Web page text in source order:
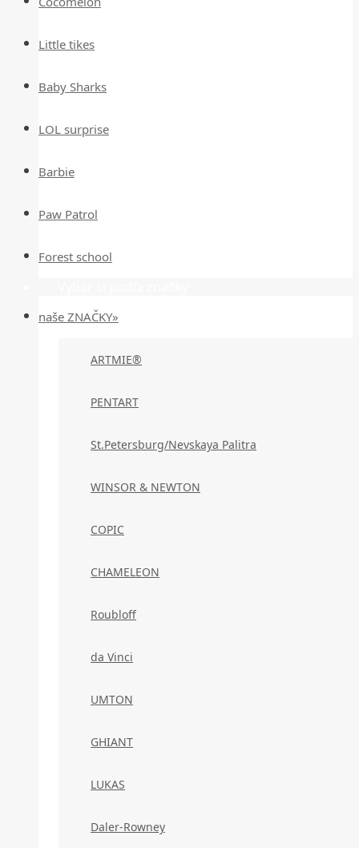
Little tikes
Baby Sharks
LOL surprise
Barbie
Paw Patrol
Forest school
naše ZNAČKY»
ARTMIE®
PENTART
St.Petersburg/Nevskaya Palitra
WINSOR & NEWTON
COPIC
CHAMELEON
Roubloff
da Vinci
UMTON
GHIANT
LUKAS
Daler-Rowney